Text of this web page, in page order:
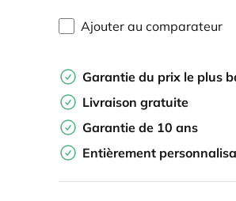
Ajouter au comparateur
Garantie du prix le plus
Livraison gratuite
Garantie de 10 ans
Entièrement